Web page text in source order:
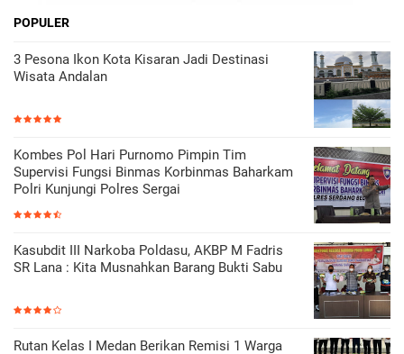
POPULER
3 Pesona Ikon Kota Kisaran Jadi Destinasi
Wisata Andalan
Kombes Pol Hari Purnomo Pimpin Tim
Supervisi Fungsi Binmas Korbinmas Baharkam
Polri Kunjungi Polres Sergai
Kasubdit III Narkoba Poldasu, AKBP M Fadris
SR Lana : Kita Musnahkan Barang Bukti Sabu
Rutan Kelas I Medan Berikan Remisi 1 Warga